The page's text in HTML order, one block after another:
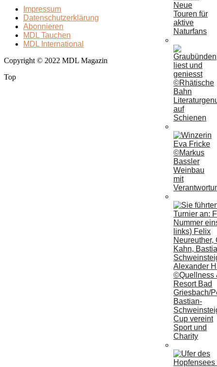
Neue
Touren für
aktive
Naturfans
auf
Schienen
Weinbau
mit
Bastian-
Cup vereint
Sport und
Charity
Impressum
Datenschutzerklärung
Abonnieren
MDL Tauchen
MDL International
Copyright © 2022 MDL Magazin
Top